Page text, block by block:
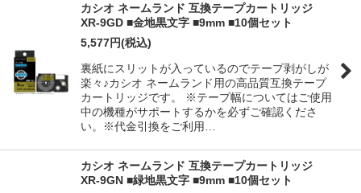
カシオ ネームランド 互換テープカートリッジ
XR-9GD ■金地黒文字 ■9mm ■10個セット
5,577円(税込)
裏紙にスリットが入っているのでテープ剥がしが
楽々♪カシオ ネームランド用の高品質互換テープ
カートリッジです。 ※テープ幅についてはご使用
中の機種がサポートするかを必ずご確認くださ
い。※代金引換をご利用…
カシオ ネームランド 互換テープカートリッジ
XR-9GN ■緑地黒文字 ■9mm ■10個セット